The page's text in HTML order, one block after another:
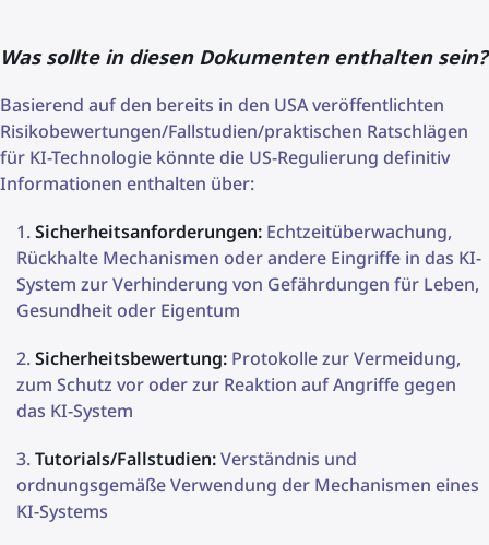
Was sollte in diesen Dokumenten enthalten sein?
Basierend auf den bereits in den USA veröffentlichten
Risikobewertungen/Fallstudien/praktischen Ratschlägen
für KI-Technologie könnte die US-Regulierung definitiv
Informationen enthalten über:
Sicherheitsanforderungen: Echtzeitüberwachung,
Rückhalte Mechanismen oder andere Eingriffe in das KI-
System zur Verhinderung von Gefährdungen für Leben,
Gesundheit oder Eigentum
Sicherheitsbewertung: Protokolle zur Vermeidung,
zum Schutz vor oder zur Reaktion auf Angriffe gegen
das KI-System
Tutorials/Fallstudien:Verständnis und
ordnungsgemäße Verwendung der Mechanismen eines
KI-Systems